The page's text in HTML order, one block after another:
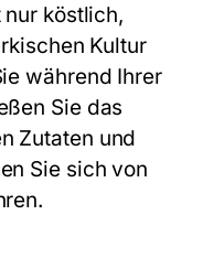
köstlich,
Kultur
während Ihrer
Sie das
Zutaten und
Sie sich von